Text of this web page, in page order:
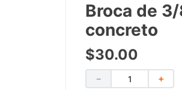
Broca de
concreto
$30.00
＋
－